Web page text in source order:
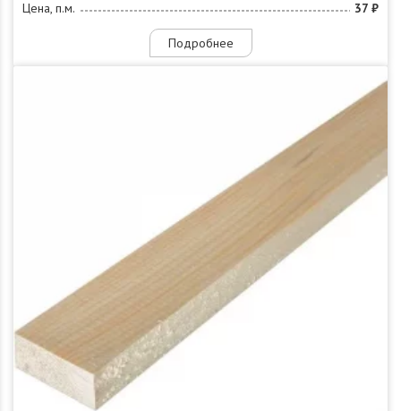
Цена, п.м.
37 ₽
Подробнее